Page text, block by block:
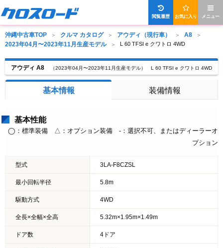
メニュー
お気に入り
閲覧履歴
沖縄中古車TOP クルマ カタログ アウディ（現行車）
A8
2023年04月〜2023年11月生産モデル
L 60 TFSI e クワトロ 4WD
アウディ A8 （2023年04月〜2023年11月生産モデル） L 60 TFSI e クワトロ 4WD
基本情報 装備情報
基本性能
◯：標準装備 △：オプション装備 -：選択不可、またはディーラーオ
プション
型式 3LA-F8CZSL
最小回転半径 5.8m
駆動方式 4WD
全長×全幅×全高 5.32m×1.95m×1.49m
ドア数 4ドア